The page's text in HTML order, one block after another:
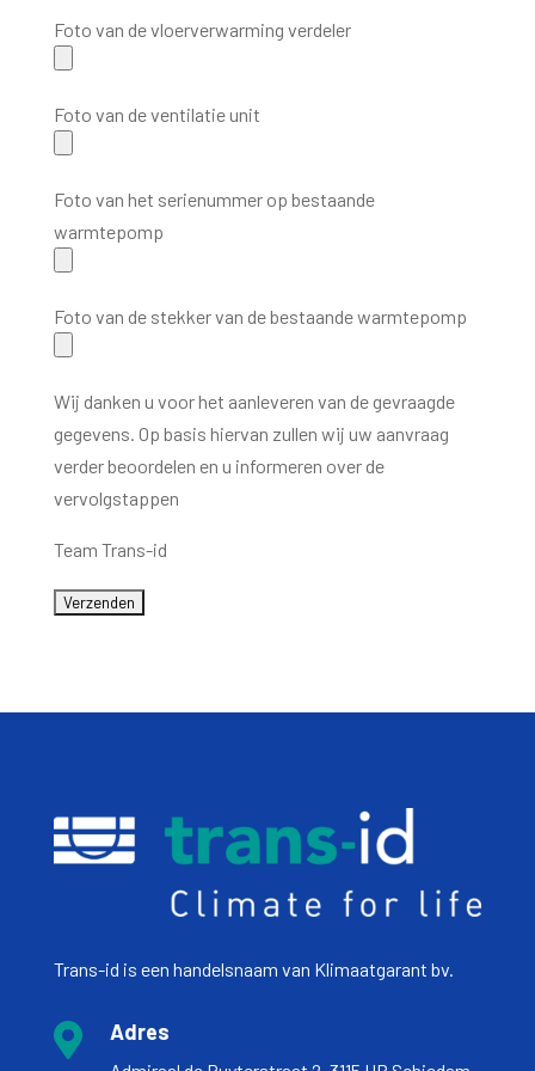
Foto van de vloerverwarming verdeler
Foto van de ventilatie unit
Foto van het serienummer op bestaande
warmtepomp
Foto van de stekker van de bestaande warmtepomp
Wij danken u voor het aanleveren van de gevraagde
gegevens. Op basis hiervan zullen wij uw aanvraag
verder beoordelen en u informeren over de
vervolgstappen
Team Trans-id
Trans-id is een handelsnaam van Klimaatgarant bv.
 Adres